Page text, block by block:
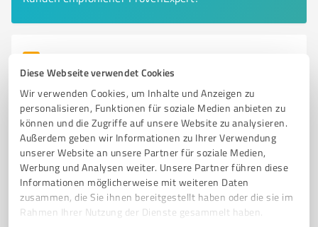
Diese Webseite verwendet Cookies
Wir verwenden Cookies, um Inhalte und Anzeigen zu
personalisieren, Funktionen für soziale Medien anbieten zu
können und die Zugriffe auf unsere Website zu analysieren.
Außerdem geben wir Informationen zu Ihrer Verwendung
unserer Website an unsere Partner für soziale Medien,
Werbung und Analysen weiter. Unsere Partner führen diese
Informationen möglicherweise mit weiteren Daten
zusammen, die Sie ihnen bereitgestellt haben oder die sie im
Rahmen Ihrer Nutzung der Dienste gesammelt haben.
Fahrschule Ulf Mueller & Sohn
Fahrschule Ulf Mueller & Sohn in Norderstedt –
Führerscheinausbildung für alle K
FAHRSCHULE FÜHRERSCHEIN NORDERSTEDT AUSBILDUNG PKW
MOTORRAD KLASSE B KLASSE A PERSÖNLICHE BETREUUNG
FAHRSCHULHUND VERKEHRSTEILNEHMER INTERAKTIVER UNTERRICHT
Ochsenzoller Str. 114, 22848 Norderstedt